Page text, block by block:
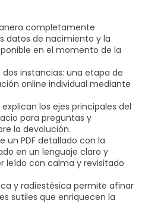
completamente
datos de nacimiento y la
en el momento de la
instancias: una etapa de
online individual mediante
los ejes principales del
para preguntas y
la devolución.
un PDF detallado con la
en un lenguaje claro y
leído con calma y revisitado
y radiestésica permite afinar
sutiles que enriquecen la